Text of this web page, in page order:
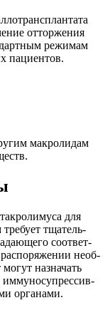
отторже­ния
режимам
пациентов.
мак­ро­ли­дам
для
тща­тель­
соот­вет­
необ­
назна­чать
имму­но­супрес­сив­
органами.